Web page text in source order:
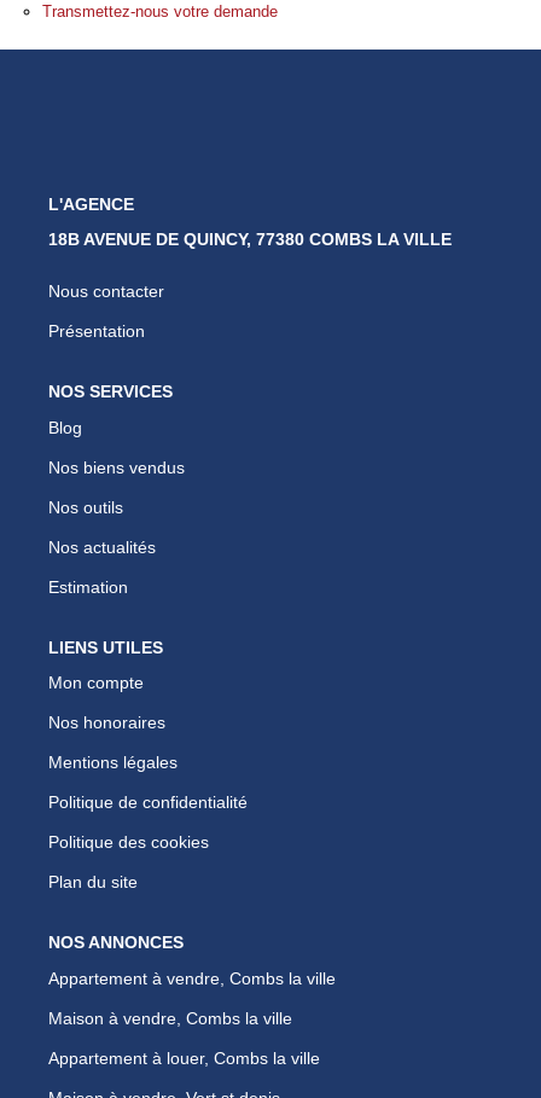
Nos Partenaires
Transmettez-nous votre demande
L'AGENCE
18B AVENUE DE QUINCY, 77380 COMBS LA VILLE
Nous contacter
Présentation
NOS SERVICES
Blog
Nos biens vendus
Nos outils
Nos actualités
Estimation
LIENS UTILES
Mon compte
Nos honoraires
Mentions légales
Politique de confidentialité
Politique des cookies
Plan du site
NOS ANNONCES
Appartement à vendre, Combs la ville
Maison à vendre, Combs la ville
Appartement à louer, Combs la ville